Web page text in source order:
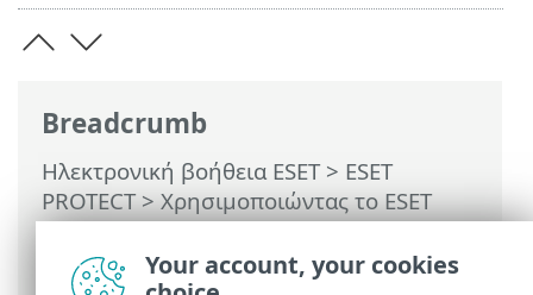
Breadcrumb
Ηλεκτρονική βοήθεια ESET> ESET
PROTECT>Χρησιμοποιώντας το ESET
PROTECT>ESET PROTECT Κύριο μενού>
Υπολογιστές> Κατάργηση υπολογιστή
Your account, your cookies